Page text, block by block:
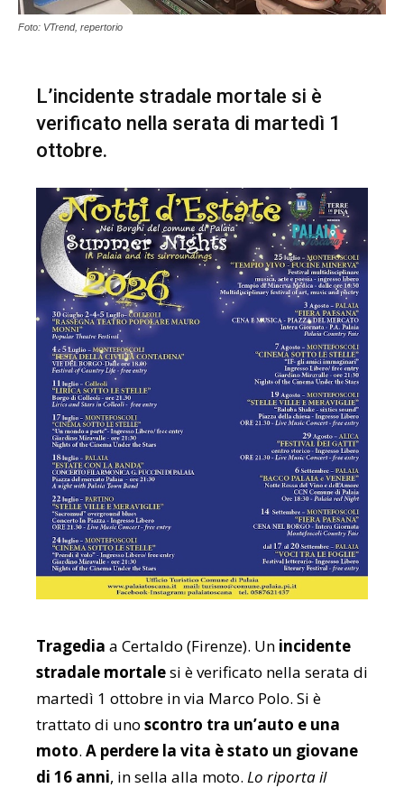
Foto: VTrend, repertorio
L’incidente stradale mortale si è
verificato nella serata di martedì 1
ottobre.
Tragedia a Certaldo (Firenze). Un incidente
stradale mortalesi è verificato nella serata di
martedì 1 ottobre in via Marco Polo. Si è
trattato di uno scontro tra un’auto e una
moto. A perdere la vita è stato un giovane
di 16 anni, in sella alla moto. Lo riporta il